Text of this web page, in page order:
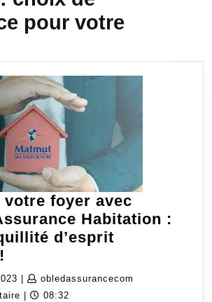
pour votre
votre foyer avec
Habitation :
d’esprit
votre
foyer
20
octobre
obledassurancecom
08:32